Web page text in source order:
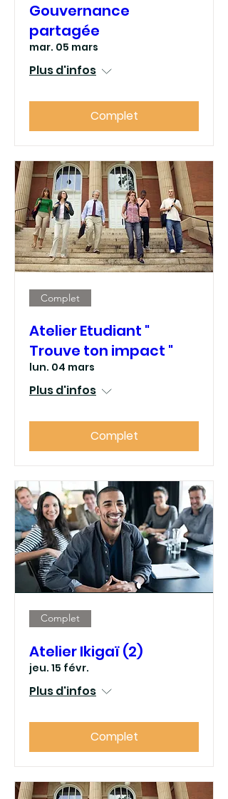
Gouvernance
partagée
mar. 05 mars
Plus d'infos
Complet
Complet
Atelier Etudiant "
Trouve ton impact "
lun. 04 mars
Plus d'infos
Complet
Complet
Atelier Ikigaï (2)
jeu. 15 févr.
Plus d'infos
Complet